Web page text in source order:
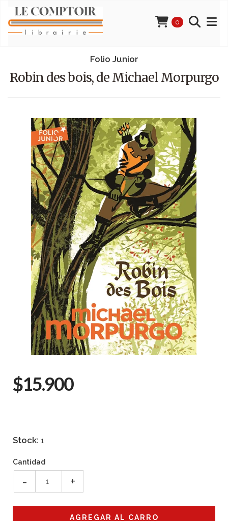
0
Folio Junior
Robin des bois, de Michael Morpurgo
$15.900
Stock: 1
Cantidad
- +